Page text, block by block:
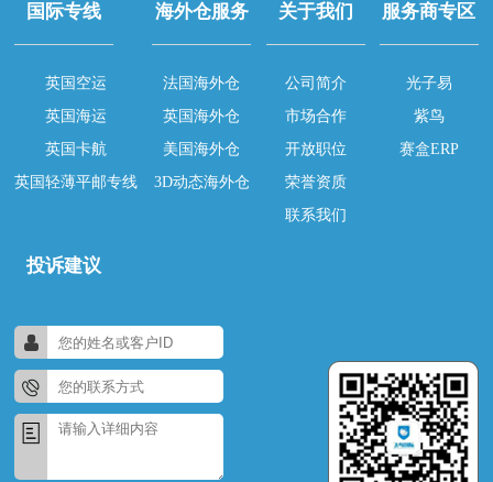
国际专线
英国空运
英国海运
英国卡航
英国轻薄平邮专线
海外仓服务
法国海外仓
英国海外仓
美国海外仓
3D动态海外仓
关于我们
公司简介
市场合作
开放职位
荣誉资质
联系我们
服务商专区
光子易
紫鸟
赛盒ERP
投诉建议